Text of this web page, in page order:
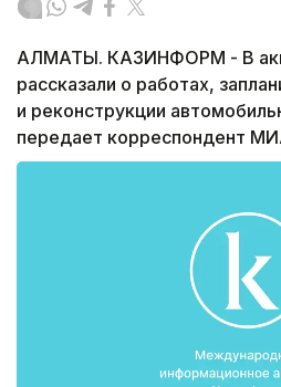
АЛМАТЫ. КАЗИНФОРМ - В
рассказали о работах,
и реконструкции
передает корреспондент